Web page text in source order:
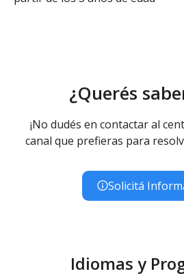
¿Querés
¡No dudés en contactar al
canal que prefieras para
Solicitá
Idiomas y